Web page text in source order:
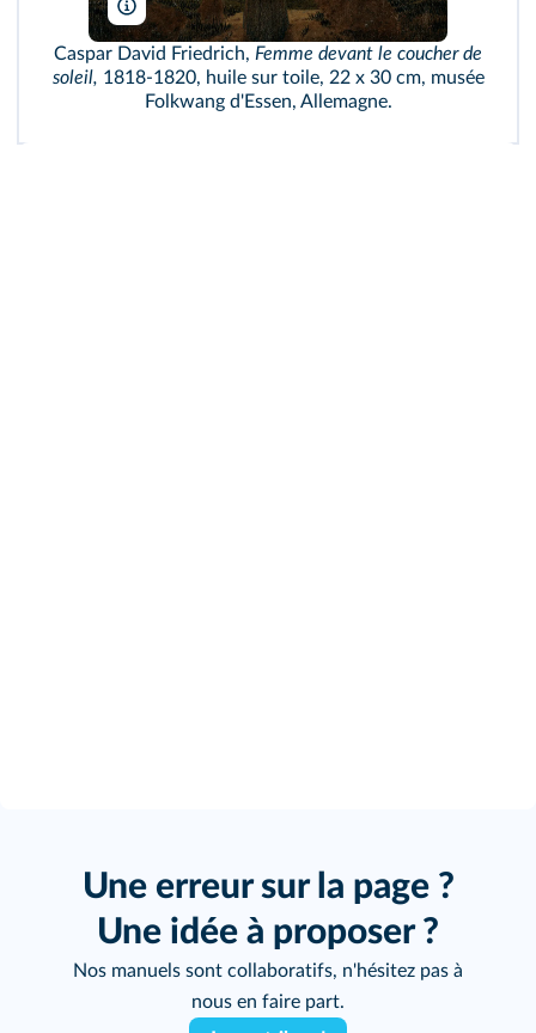
Dmitry Rozhkov/ Wikimedia
Caspar David Friedrich, Femme devant le coucher de
soleil, 1818‑1820, huile sur toile, 22 x 30 cm, musée
Folkwang d'Essen, Allemagne.
Une erreur sur la page ?
Une idée à proposer ?
Nos manuels sont collaboratifs, n'hésitez pas à
nous en faire part.